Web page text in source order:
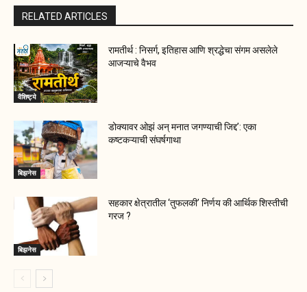
RELATED ARTICLES
वैशिष्ट्ये
रामतीर्थ : निसर्ग, इतिहास आणि श्रद्धेचा संगम असलेले
आजऱ्याचे वैभव
बिझनेस
डोक्यावर ओझं अन् मनात जगण्याची जिद्द’: एका
कष्टकऱ्याची संघर्षगाथा
बिझनेस
सहकार क्षेत्रातील ‘तुफलकी’ निर्णय की आर्थिक शिस्तीची
गरज ?